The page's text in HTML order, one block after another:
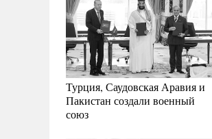
Турция, Саудовская Аравия и
Пакистан создали военный
союз